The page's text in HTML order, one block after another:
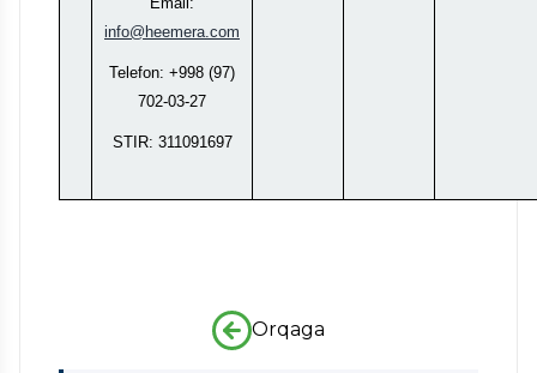
info@heemera.com
Telefon: +998 (97)
702-03-27
STIR: 311091697
Orqaga